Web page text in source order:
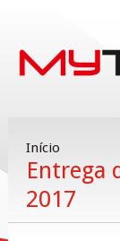
Início
Entrega
2017